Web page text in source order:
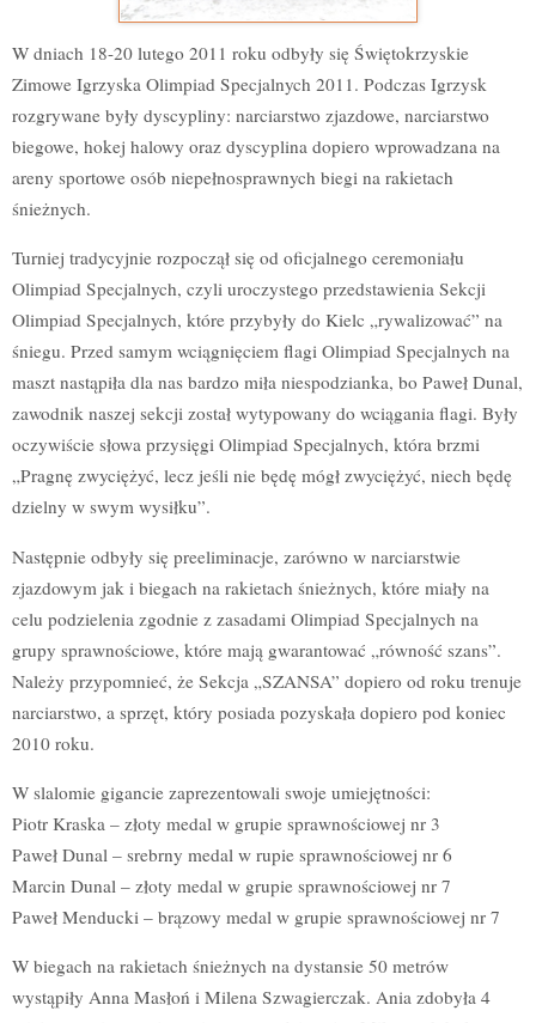
W dniach 18-20 lutego 2011 roku odbyły się Świętokrzyskie
Zimowe Igrzyska Olimpiad Specjalnych 2011. Podczas Igrzysk
rozgrywane były dyscypliny: narciarstwo zjazdowe, narciarstwo
biegowe, hokej halowy oraz dyscyplina dopiero wprowadzana na
areny sportowe osób niepełnosprawnych biegi na rakietach
śnieżnych.
Turniej tradycyjnie rozpoczął się od oficjalnego ceremoniału
Olimpiad Specjalnych, czyli uroczystego przedstawienia Sekcji
Olimpiad Specjalnych, które przybyły do Kielc „rywalizować” na
śniegu. Przed samym wciągnięciem flagi Olimpiad Specjalnych na
maszt nastąpiła dla nas bardzo miła niespodzianka, bo Paweł Dunal,
zawodnik naszej sekcji został wytypowany do wciągania flagi. Były
oczywiście słowa przysięgi Olimpiad Specjalnych, która brzmi
„Pragnę zwyciężyć, lecz jeśli nie będę mógł zwyciężyć, niech będę
dzielny w swym wysiłku”.
Następnie odbyły się preeliminacje, zarówno w narciarstwie
zjazdowym jak i biegach na rakietach śnieżnych, które miały na
celu podzielenia zgodnie z zasadami Olimpiad Specjalnych na
grupy sprawnościowe, które mają gwarantować „równość szans”.
Należy przypomnieć, że Sekcja „SZANSA” dopiero od roku trenuje
narciarstwo, a sprzęt, który posiada pozyskała dopiero pod koniec
2010 roku.
W slalomie gigancie zaprezentowali swoje umiejętności:
Piotr Kraska – złoty medal w grupie sprawnościowej nr 3
Paweł Dunal – srebrny medal w rupie sprawnościowej nr 6
Marcin Dunal – złoty medal w grupie sprawnościowej nr 7
Paweł Menducki – brązowy medal w grupie sprawnościowej nr 7
W biegach na rakietach śnieżnych na dystansie 50 metrów
wystąpiły Anna Masłoń i Milena Szwagierczak. Ania zdobyła 4